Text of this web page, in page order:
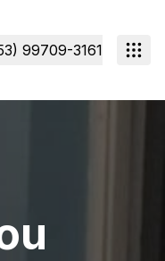
99709-3161